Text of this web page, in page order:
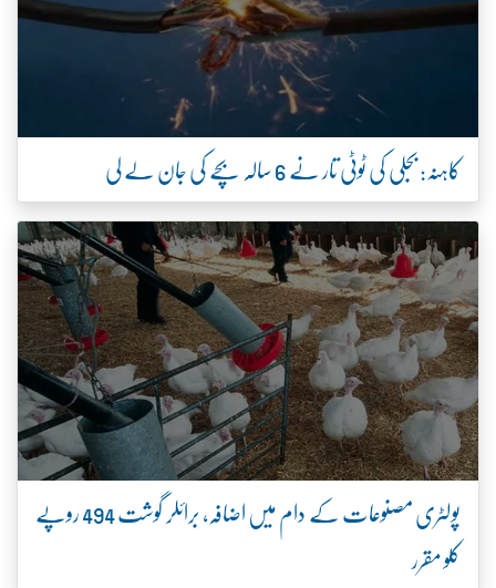
کاہنہ: بجلی کی ٹوٹی تار نے 6 سالہ بچے کی جان لے لی
پولٹری مصنوعات کے دام میں اضافہ، برائلر گوشت 494 روپے
کلو مقرر